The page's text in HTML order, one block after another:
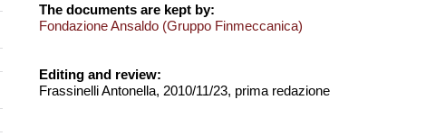
The documents are kept by:
Fondazione Ansaldo (Gruppo Finmeccanica)
Editing and review:
Frassinelli Antonella, 2010/11/23, prima redazione